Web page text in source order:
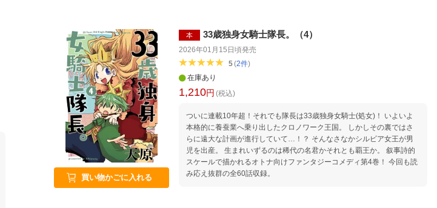
買い物かごに入れる
本 33歳独身女騎士隊長。（4）
2026年01月15日頃発売
5(2件)
在庫あり
1,210円 (税込)
ついに連載10年超！それでも隊長は33歳独身女騎士(処女)！ いよいよ
本格的に養蚕業へ乗り出したクロノワーク王国。 しかしその裏ではさ
らに遠大な計画が進行していて…！？ そんなさなかシルビア女王が男
児を出産。 生まれいずるのは稀代の名君かそれとも覇王か。 叙事詩的
スケールで描かれるオトナ向けファンタジーコメディ第4巻！ 今回も読
み応え抜群の全60話収録。